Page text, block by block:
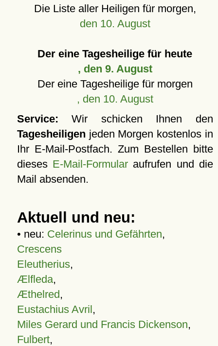
Die Liste aller Heiligen für morgen,
den 10. August
Der eine Tagesheilige für heute
, den 9. August
Der eine Tagesheilige für morgen
, den 10. August
Service: Wir schicken Ihnen den
Tagesheiligen jeden Morgen kostenlos in
Ihr E-Mail-Postfach. Zum Bestellen bitte
dieses E-Mail-Formular aufrufen und die
Mail absenden.
Aktuell und neu:
• neu: Celerinus und Gefährten,
Crescens
Eleutherius,
Ælfleda,
Æthelred,
Eustachius Avril,
Miles Gerard und Francis Dickenson,
Fulbert,